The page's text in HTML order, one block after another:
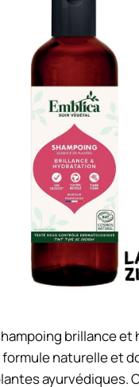
brillance
formule naturelle et
ayurvédiques.